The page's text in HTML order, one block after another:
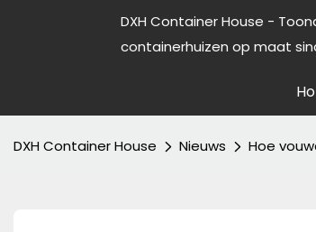
DXH Container House -
containerhuizen op maat
DXH Container House Nieuws Hoe